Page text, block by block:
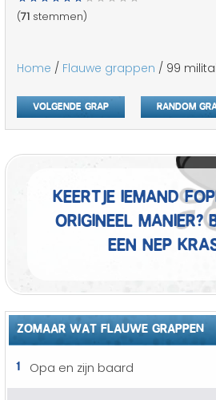
(71 stemmen)
Home / Flauwe grappen / 99
Volgende grap Random
Keertje iemand
origineel manier?
een nep
ZOMAAR WAT FLAUWE GRAPPEN
1
Opa en zijn baard